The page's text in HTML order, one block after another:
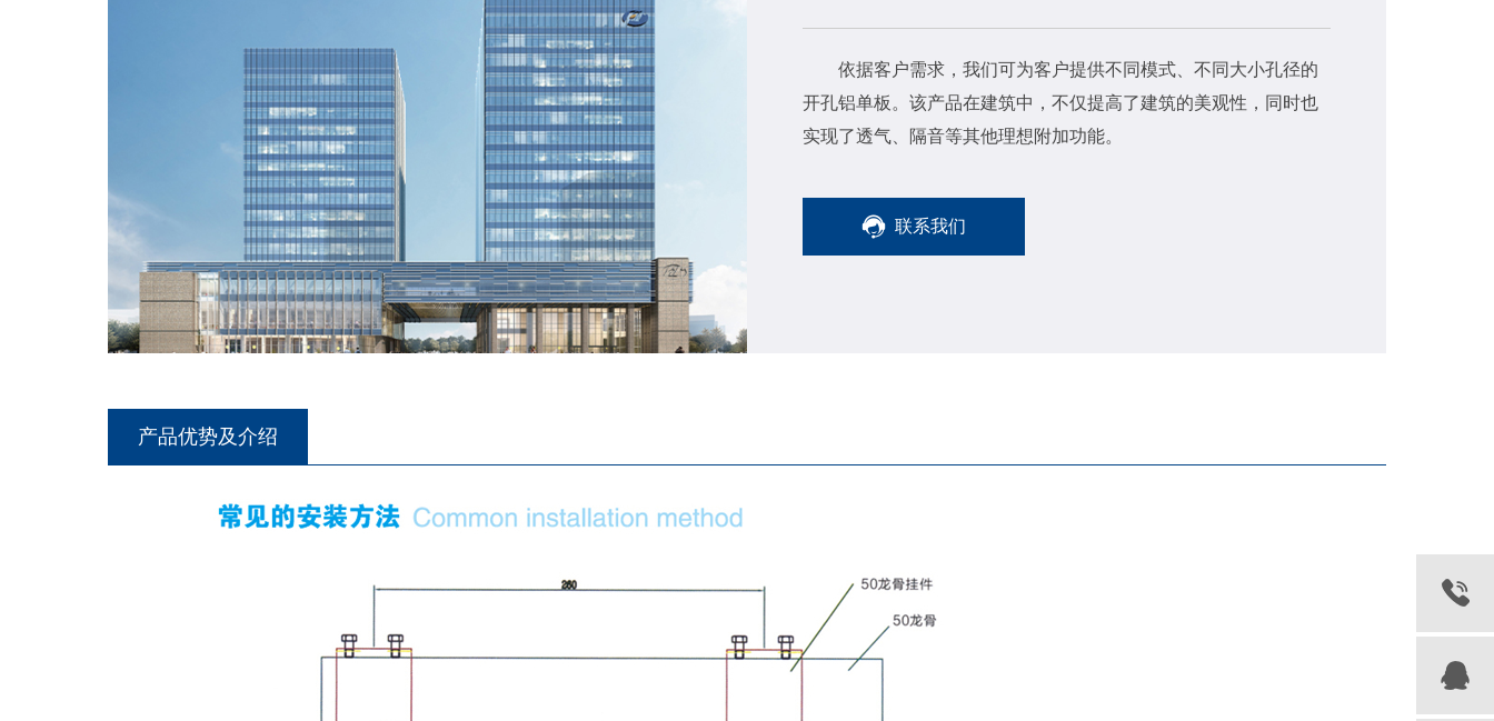
依据客户需求，我们可为客户提供不同模式、不同大小孔径的
开孔铝单板。该产品在建筑中，不仅提高了建筑的美观性，同时也
实现了透气、隔音等其他理想附加功能。
联系我们
产品优势及介绍